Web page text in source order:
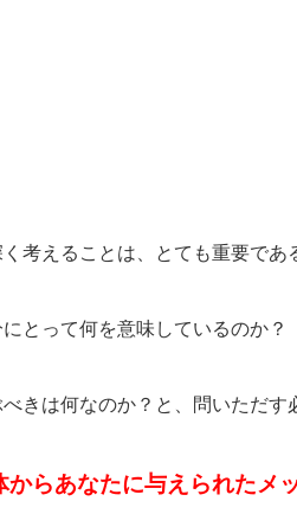
く考えることは、とても重要であ
とって何を意味しているのか？
きは何なのか？と、問いただす
からあなたに与えられたメ